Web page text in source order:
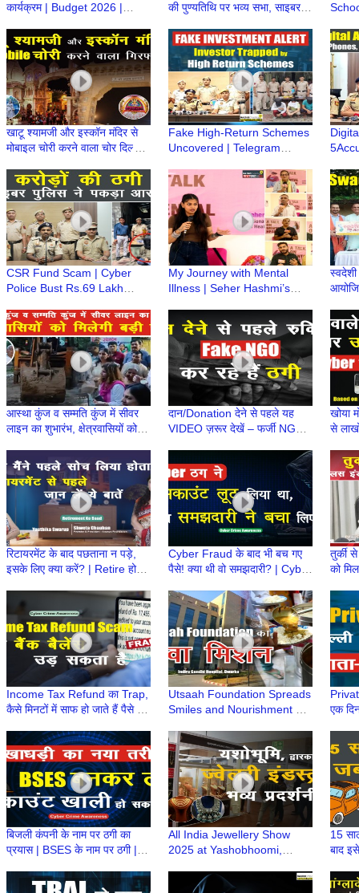
कार्यक्रम | Budget 2026 |
Budget 2026 Update
की पुण्यतिथि पर भव्य सभा, साइबर
खाटू श्यामजी और इस्कॉन मंदिर से
मोबाइल चोरी करने वाला चोर दिल्ली में
Fake High-Return Schemes
Uncovered | Telegram
Exposed | Nidhin Valsan IPS
IPS
CSR Fund Scam | Cyber
Police Bust Rs.69 Lakh
Arrested | Nidhin Valsan,
IPS
My Journey with Mental
Illness | Seher Hashmi’s
Greens Apartment Sector
14
स्वदेशी
संगम
आस्था कुंज व सम्मति कुंज में सीवर
लाइन का शुभारंभ, क्षेत्रवासियों को
दान/Donation देने से पहले यह
VIDEO ज़रूर देखें – फर्जी NGO
खोया
से
Story
रिटायरमेंट के बाद पछताना न पड़े,
इसके लिए क्या करें? | Retire होने
Baad
Cyber Fraud के बाद भी बच गए
पैसे! क्या थी वो समझदारी? | Cyber
ने किया कमाल
तुर्की
को
फैसला
Income Tax Refund का Trap,
कैसे मिनटों में साफ हो जाते हैं पैसे |
Alert
Utsaah Foundation Spreads
Smiles and Nourishment at
Dwarka
एक
बिजली कंपनी के नाम पर ठगी का
प्रयास | BSES के नाम पर ठगी |
All India Jewellery Show
2025 at Yashobhoomi,
Gold Manufacturers
15
बाद